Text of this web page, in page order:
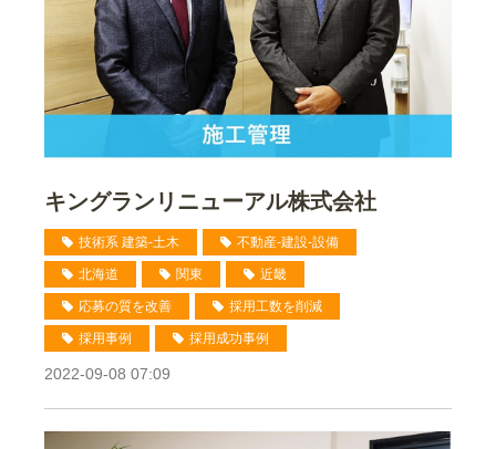
キングランリニューアル株式会社
技術系 建築-土木 不動産-建設-設備
北海道 関東 近畿
応募の質を改善 採用工数を削減
採用事例 採用成功事例
2022-09-08 07:09